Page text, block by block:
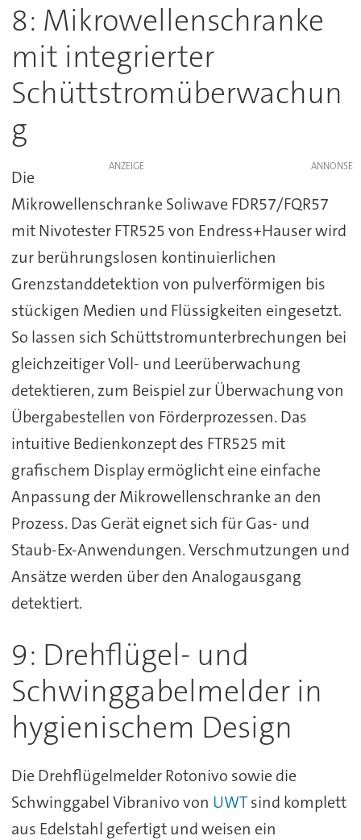
8: Mikrowellenschranke
mit integrierter
Schüttstromüberwachun
g
ANZEIGE
Die
Mikrowellenschranke Soliwave FDR57/FQR57
mit Nivotester FTR525 von Endress+Hauser wird
zur berührungslosen kontinuierlichen
Grenzstanddetektion von pulverförmigen bis
stückigen Medien und Flüssigkeiten eingesetzt.
So lassen sich Schüttstromunterbrechungen bei
gleichzeitiger Voll- und Leerüberwachung
detektieren, zum Beispiel zur Überwachung von
Übergabestellen von Förderprozessen. Das
intuitive Bedienkonzept des FTR525 mit
grafischem Display ermöglicht eine einfache
Anpassung der Mikrowellenschranke an den
Prozess. Das Gerät eignet sich für Gas- und
Staub-Ex-Anwendungen. Verschmutzungen und
Ansätze werden über den Analogausgang
detektiert.
9: Drehflügel- und
Schwinggabelmelder in
hygienischem Design
Die Drehflügelmelder Rotonivo sowie die
Schwinggabel Vibranivo von UWTsind komplett
aus Edelstahl gefertigt und weisen ein